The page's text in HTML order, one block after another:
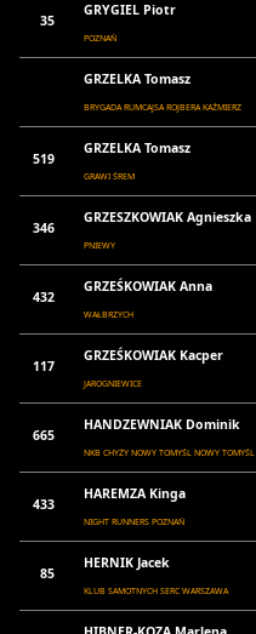
35
GRYGIEL Piotr
POZNAŃ
GRZELKA Tomasz
BRYGADA RUMCAJSA ROJBERA KAŹMIERZ
519
GRZELKA Tomasz
GRAWI ŚREM
346
GRZESZKOWIAK Agnieszka
PNIEWY
432
GRZEŚKOWIAK Anna
WAŁBRZYCH
117
GRZEŚKOWIAK Kacper
JAROGNIEWICE
665
HANDZEWNIAK Dominik
NKB CHYŻY NOWY TOMYŚL NOWY TOMYŚL
433
HAREMZA Kinga
NIGHT RUNNERS POZNAŃ
85
HERNIK Jacek
KLUB SAMOTNYCH SERC WARSZAWA